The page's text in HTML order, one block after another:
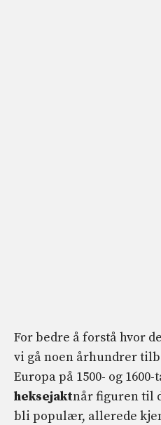
For bedre å forstå hvor
vi gå noen århundrer
Europa på 1500- og
heksejaktnår figuren til
bli populær, allerede